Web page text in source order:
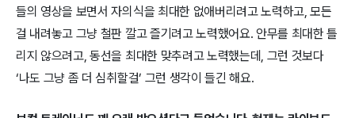
들의 영상을 보면서 자의식을 최대한 없애버리려고 노력하고, 모든
걸 내려놓고 그냥 철판 깔고 즐기려고 노력했어요. 안무를 최대한 틀
리지 않으려고, 동선을 최대한 맞추려고 노력했는데, 그런 것보다
‘나도 그냥 좀 더 심취할걸’ 그런 생각이 들긴 해요.